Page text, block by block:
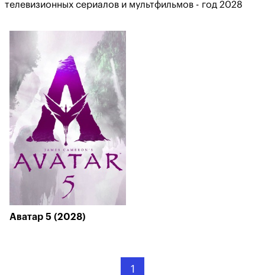
телевизионных сериалов и мультфильмов - год 2028
Аватар 5 (2028)
1